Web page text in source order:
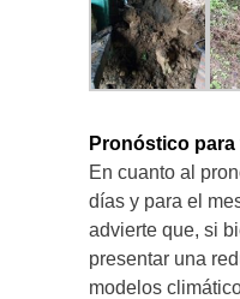
Pronóstico
En cuanto al
días y para el
advierte que, si
presentar una
modelos